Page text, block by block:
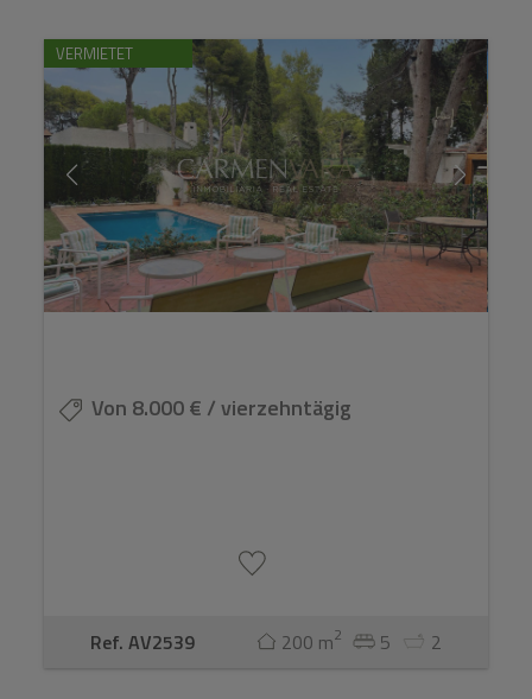
VERMIETET
Von 8.000 € / vierzehntägig
Ref. AV2539 200 m2 5 2